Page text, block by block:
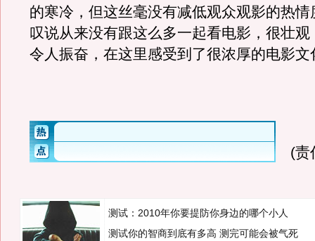
的寒冷，但这丝毫没有减低观众观影的热情
叹说从来没有跟这么多一起看电影，很壮观
令人振奋，在这里感受到了很浓厚的电影文
(责
测试：2010年你要提防你身边的哪个小人
测试你的智商到底有多高 测完可能会被气死